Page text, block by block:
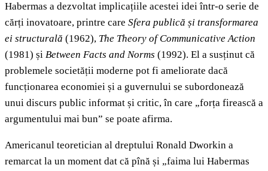
Habermas a dezvoltat implicațiile acestei idei într-o serie de
cărți inovatoare, printre care Sfera publică și transformarea
ei structurală (1962), The Theory of Communicative Action
(1981) și Between Facts and Norms (1992). El a susținut că
problemele societății moderne pot fi ameliorate dacă
funcționarea economiei și a guvernului se subordonează
unui discurs public informat și critic, în care „forța firească a
argumentului mai bun” se poate afirma.
Americanul teoretician al dreptului Ronald Dworkin a
remarcat la un moment dat că pînă și „faima lui Habermas